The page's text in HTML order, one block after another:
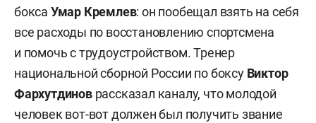
бокса Умар Кремлев: он пообещал взять на себя
все расходы по восстановлению спортсмена
и помочь с трудоустройством. Тренер
национальной сборной России по боксу Виктор
Фархутдиноврассказал каналу, что молодой
человек вот-вот должен был получить звание